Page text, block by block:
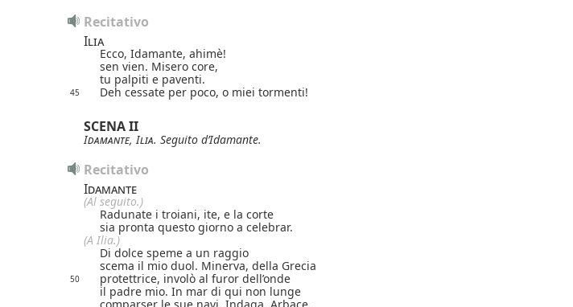
Recitativo
Ilia
Ecco, Idamante, ahimè!
sen vien. Misero core,
tu palpiti e paventi.
45 Deh cessate per poco, o miei tormenti!
SCENA II
Idamante, Ilia. Seguito d’Idamante.
Recitativo
Idamante
(Al seguito.)
Radunate i troiani, ite, e la corte
sia pronta questo giorno a celebrar.
(A Ilia.)
Di dolce speme a un raggio
scema il mio duol. Minerva, della Grecia
50 protettrice, involò al furor dell’onde
il padre mio. In mar di qui non lunge
comparser le sue navi. Indaga, Arbace,